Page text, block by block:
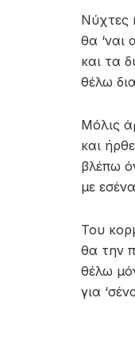
Νύχτες
θα ‘ναι
και τα
θέλω
Μόλις
και
βλέπω
με
Του
θα την
θέλω
για